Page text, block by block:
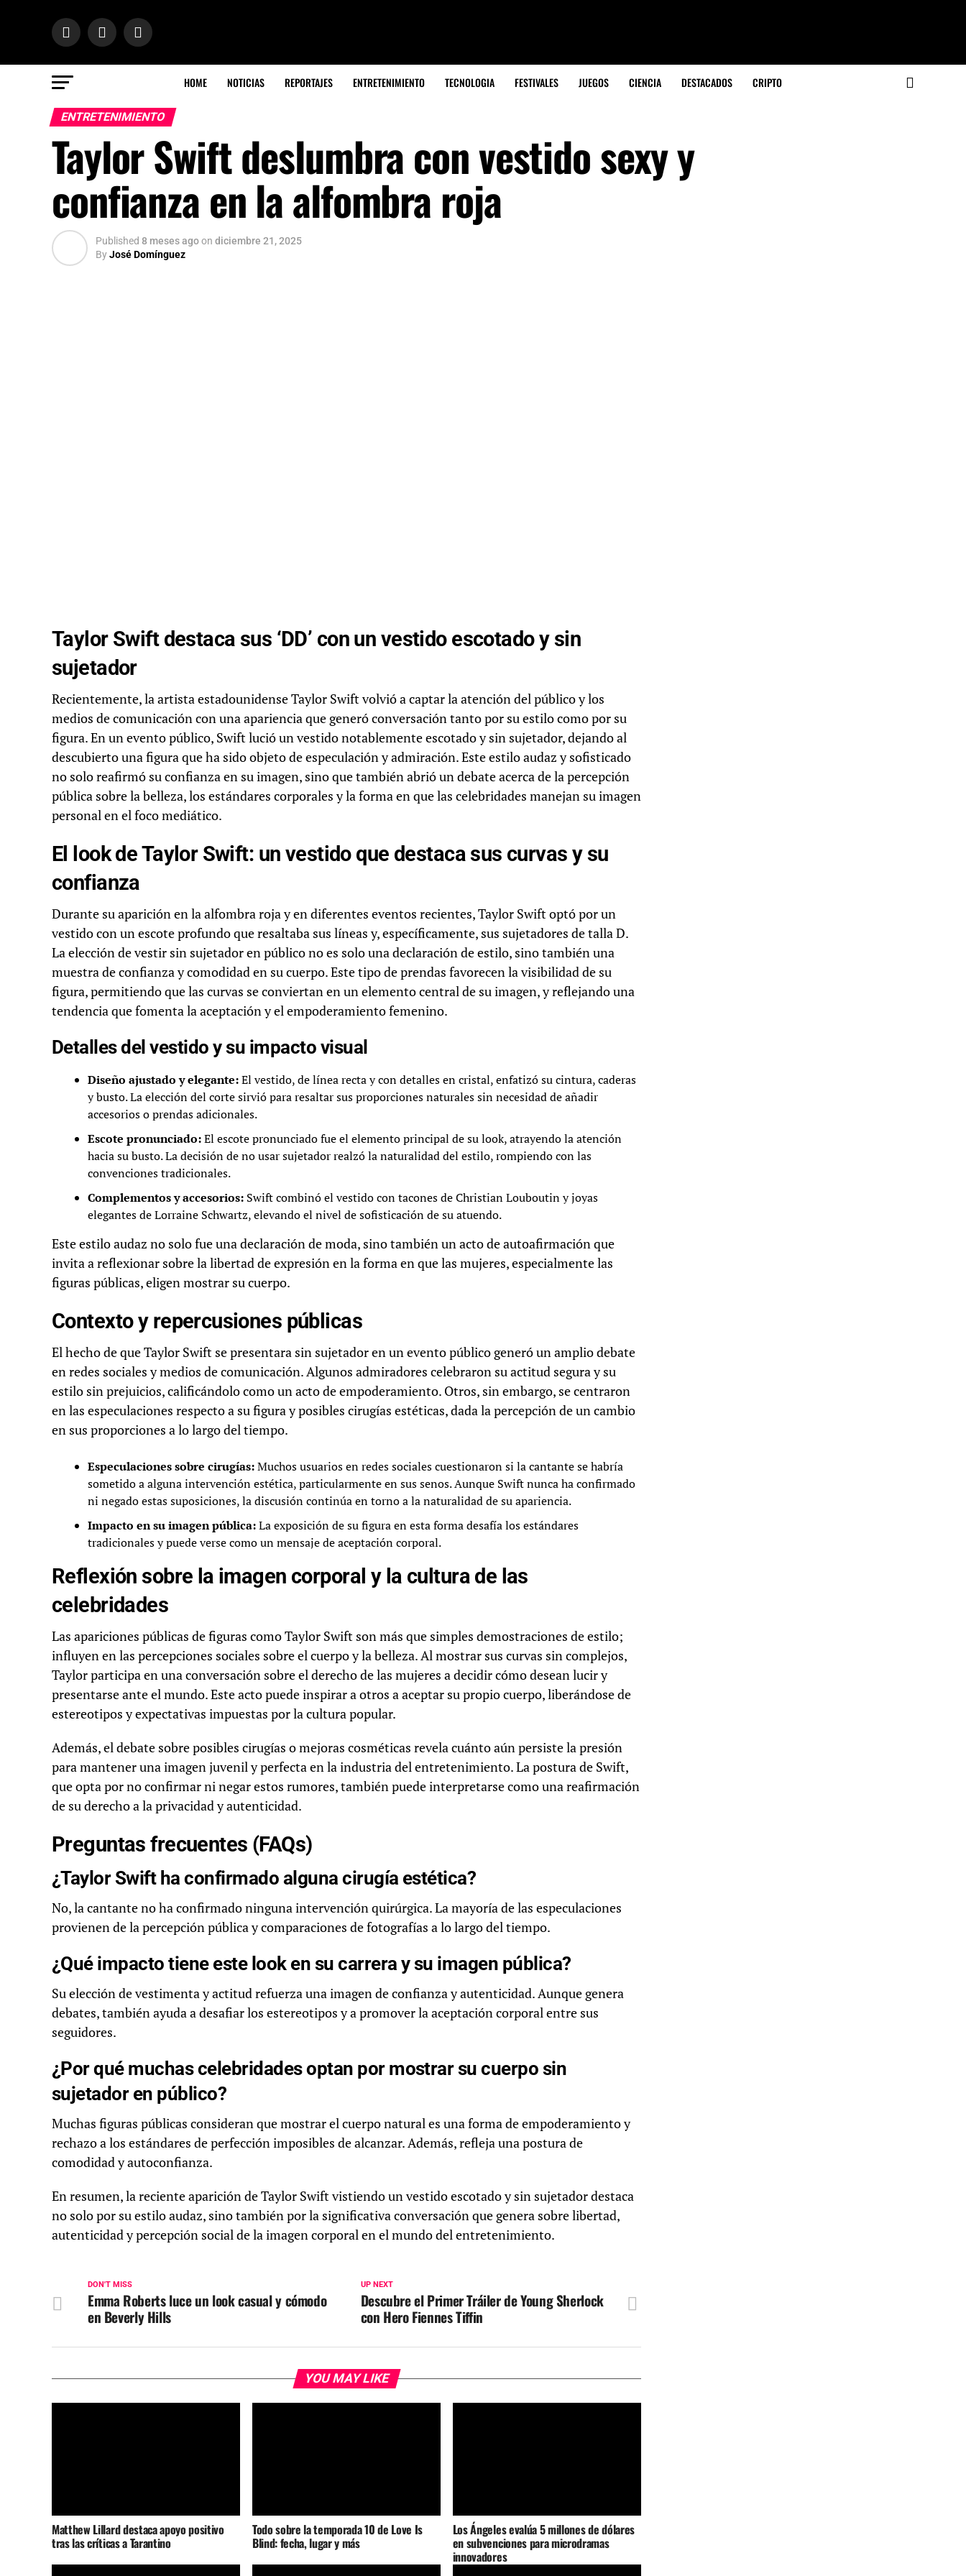
HOME NOTICIAS REPORTAJES ENTRETENIMIENTO TECNOLOGIA FESTIVALES JUEGOS CIENCIA DESTACADOS CRIPTO
ENTRETENIMIENTO
Taylor Swift deslumbra con vestido sexy y
confianza en la alfombra roja
Published 8 meses agoon diciembre 21, 2025
ByJosé Domínguez
Taylor Swift destaca sus ‘DD’ con un vestido escotado y sin
sujetador
Recientemente, la artista estadounidense Taylor Swift volvió a captar la atención del público y los
medios de comunicación con una apariencia que generó conversación tanto por su estilo como por su
figura. En un evento público, Swift lució un vestido notablemente escotado y sin sujetador, dejando al
descubierto una figura que ha sido objeto de especulación y admiración. Este estilo audaz y sofisticado
no solo reafirmó su confianza en su imagen, sino que también abrió un debate acerca de la percepción
pública sobre la belleza, los estándares corporales y la forma en que las celebridades manejan su imagen
personal en el foco mediático.
El look de Taylor Swift: un vestido que destaca sus curvas y su
confianza
Durante su aparición en la alfombra roja y en diferentes eventos recientes, Taylor Swift optó por un
vestido con un escote profundo que resaltaba sus líneas y, específicamente, sus sujetadores de talla D.
La elección de vestir sin sujetador en público no es solo una declaración de estilo, sino también una
muestra de confianza y comodidad en su cuerpo. Este tipo de prendas favorecen la visibilidad de su
figura, permitiendo que las curvas se conviertan en un elemento central de su imagen, y reflejando una
tendencia que fomenta la aceptación y el empoderamiento femenino.
Detalles del vestido y su impacto visual
Diseño ajustado y elegante:El vestido, de línea recta y con detalles en cristal, enfatizó su cintura, caderas
y busto. La elección del corte sirvió para resaltar sus proporciones naturales sin necesidad de añadir
accesorios o prendas adicionales.
Escote pronunciado:El escote pronunciado fue el elemento principal de su look, atrayendo la atención
hacia su busto. La decisión de no usar sujetador realzó la naturalidad del estilo, rompiendo con las
convenciones tradicionales.
Complementos y accesorios: Swift combinó el vestido con tacones de Christian Louboutin y joyas
elegantes de Lorraine Schwartz, elevando el nivel de sofisticación de su atuendo.
Este estilo audaz no solo fue una declaración de moda, sino también un acto de autoafirmación que
invita a reflexionar sobre la libertad de expresión en la forma en que las mujeres, especialmente las
figuras públicas, eligen mostrar su cuerpo.
Contexto y repercusiones públicas
El hecho de que Taylor Swift se presentara sin sujetador en un evento público generó un amplio debate
en redes sociales y medios de comunicación. Algunos admiradores celebraron su actitud segura y su
estilo sin prejuicios, calificándolo como un acto de empoderamiento. Otros, sin embargo, se centraron
en las especulaciones respecto a su figura y posibles cirugías estéticas, dada la percepción de un cambio
en sus proporciones a lo largo del tiempo.
Especulaciones sobre cirugías:Muchos usuarios en redes sociales cuestionaron si la cantante se habría
sometido a alguna intervención estética, particularmente en sus senos. Aunque Swift nunca ha confirmado
ni negado estas suposiciones, la discusión continúa en torno a la naturalidad de su apariencia.
Impacto en su imagen pública:La exposición de su figura en esta forma desafía los estándares
tradicionales y puede verse como un mensaje de aceptación corporal.
Reflexión sobre la imagen corporal y la cultura de las
celebridades
Las apariciones públicas de figuras como Taylor Swift son más que simples demostraciones de estilo;
influyen en las percepciones sociales sobre el cuerpo y la belleza. Al mostrar sus curvas sin complejos,
Taylor participa en una conversación sobre el derecho de las mujeres a decidir cómo desean lucir y
presentarse ante el mundo. Este acto puede inspirar a otros a aceptar su propio cuerpo, liberándose de
estereotipos y expectativas impuestas por la cultura popular.
Además, el debate sobre posibles cirugías o mejoras cosméticas revela cuánto aún persiste la presión
para mantener una imagen juvenil y perfecta en la industria del entretenimiento. La postura de Swift,
que opta por no confirmar ni negar estos rumores, también puede interpretarse como una reafirmación
de su derecho a la privacidad y autenticidad.
Preguntas frecuentes (FAQs)
¿Taylor Swift ha confirmado alguna cirugía estética?
No, la cantante no ha confirmado ninguna intervención quirúrgica. La mayoría de las especulaciones
provienen de la percepción pública y comparaciones de fotografías a lo largo del tiempo.
¿Qué impacto tiene este look en su carrera y su imagen pública?
Su elección de vestimenta y actitud refuerza una imagen de confianza y autenticidad. Aunque genera
debates, también ayuda a desafiar los estereotipos y a promover la aceptación corporal entre sus
seguidores.
¿Por qué muchas celebridades optan por mostrar su cuerpo sin
sujetador en público?
Muchas figuras públicas consideran que mostrar el cuerpo natural es una forma de empoderamiento y
rechazo a los estándares de perfección imposibles de alcanzar. Además, refleja una postura de
comodidad y autoconfianza.
En resumen, la reciente aparición de Taylor Swift vistiendo un vestido escotado y sin sujetador destaca
no solo por su estilo audaz, sino también por la significativa conversación que genera sobre libertad,
autenticidad y percepción social de la imagen corporal en el mundo del entretenimiento.
UP NEXT
Descubre el Primer Tráiler de Young Sherlock
con Hero Fiennes Tiffin
DON'T MISS
Emma Roberts luce un look casual y cómodo
en Beverly Hills
YOU MAY LIKE
Matthew Lillard destaca apoyo positivo
tras las críticas a Tarantino
Todo sobre la temporada 10 de Love Is
Blind: fecha, lugar y más
Los Ángeles evalúa 5 millones de dólares
en subvenciones para microdramas
innovadores